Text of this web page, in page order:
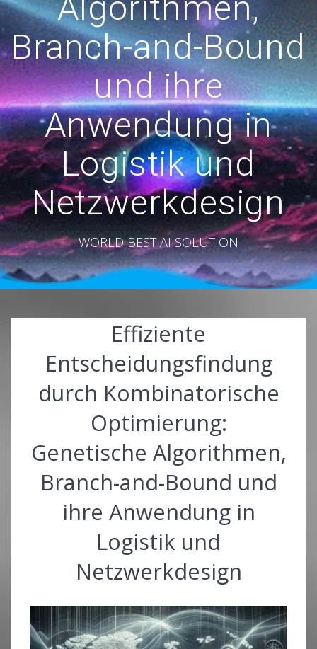
Branch-and-Bound
und ihre
Anwendung in
Logistik und
Netzwerkdesign
WORLD BEST AI SOLUTION
Effiziente
Entscheidungsfindung
durch Kombinatorische
Optimierung:
Genetische Algorithmen,
Branch-and-Bound und
ihre Anwendung in
Logistik und
Netzwerkdesign